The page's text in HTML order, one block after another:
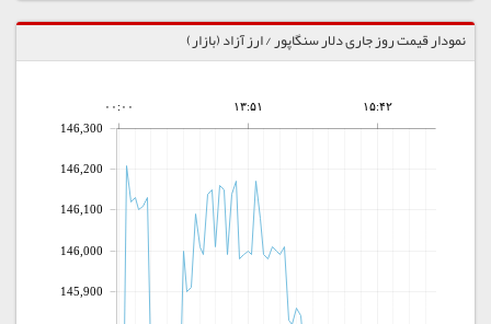
نمودار قیمت روز جاری دلار سنگاپور / ارز آزاد (بازار)
۰۰:۰۰ ۱۳:۵۱ ۱۵:۴۲
145,900
146,000
146,100
146,200
146,300